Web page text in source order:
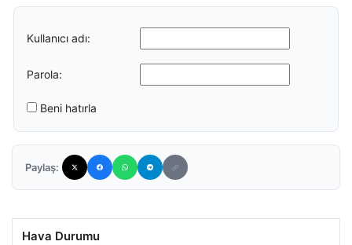
Kullanıcı adı:
Parola:
Beni hatırla
Paylaş:
Hava Durumu